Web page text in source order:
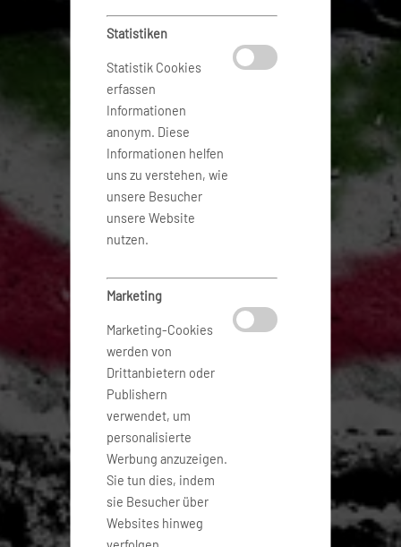
Statistiken
Statistik Cookies
erfassen
Informationen
anonym. Diese
Informationen helfen
uns zu verstehen, wie
unsere Besucher
unsere Website
nutzen.
Marketing
Marketing-Cookies
werden von
Drittanbietern oder
Publishern
verwendet, um
personalisierte
Werbung anzuzeigen.
Sie tun dies, indem
sie Besucher über
Websites hinweg